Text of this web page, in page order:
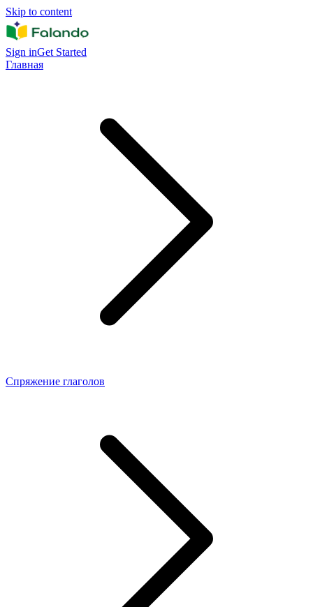
Skip to content
Sign inGet Started
Главная
Спряжение глаголов